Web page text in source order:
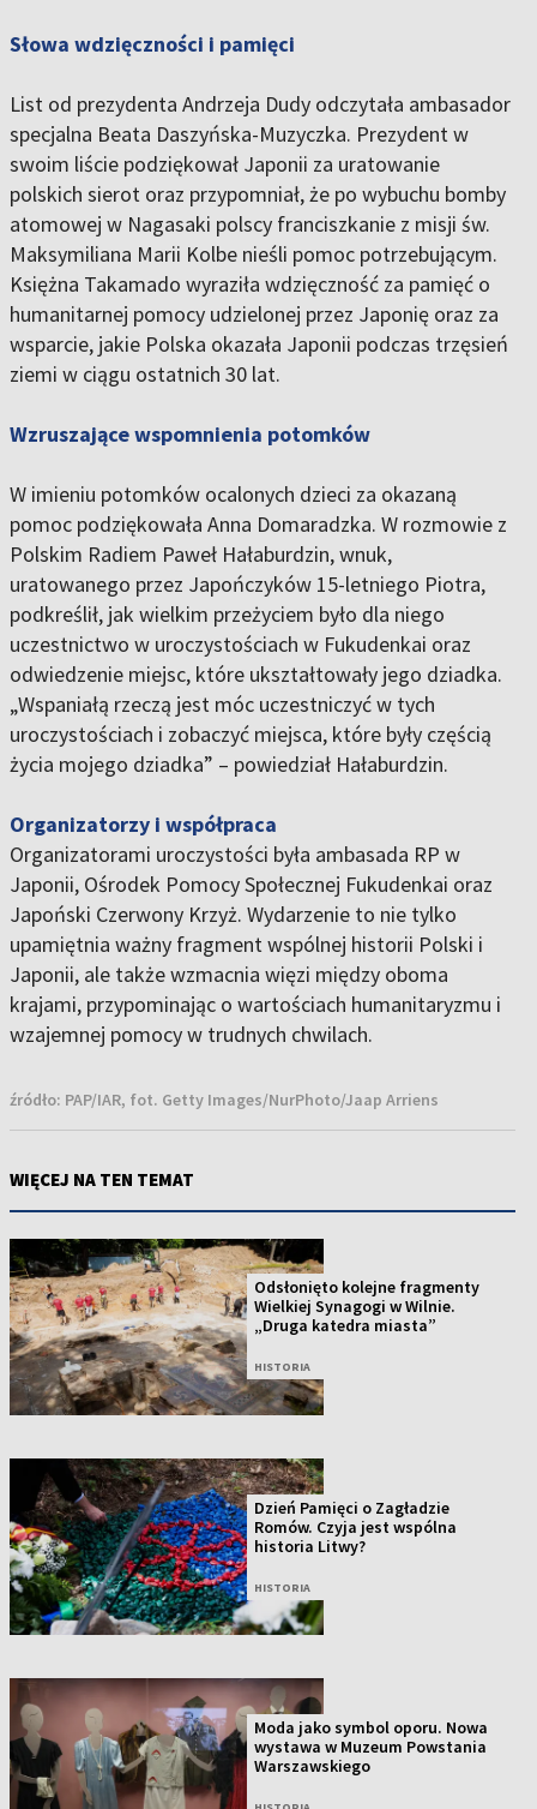
Słowa wdzięczności i pamięci
List od prezydenta Andrzeja Dudy odczytała ambasador
specjalna Beata Daszyńska-Muzyczka. Prezydent w
swoim liście podziękował Japonii za uratowanie
polskich sierot oraz przypomniał, że po wybuchu bomby
atomowej w Nagasaki polscy franciszkanie z misji św.
Maksymiliana Marii Kolbe nieśli pomoc potrzebującym.
Księżna Takamado wyraziła wdzięczność za pamięć o
humanitarnej pomocy udzielonej przez Japonię oraz za
wsparcie, jakie Polska okazała Japonii podczas trzęsień
ziemi w ciągu ostatnich 30 lat.
Wzruszające wspomnienia potomków
W imieniu potomków ocalonych dzieci za okazaną
pomoc podziękowała Anna Domaradzka. W rozmowie z
Polskim Radiem Paweł Hałaburdzin, wnuk,
uratowanego przez Japończyków 15-letniego Piotra,
podkreślił, jak wielkim przeżyciem było dla niego
uczestnictwo w uroczystościach w Fukudenkai oraz
odwiedzenie miejsc, które ukształtowały jego dziadka.
„Wspaniałą rzeczą jest móc uczestniczyć w tych
uroczystościach i zobaczyć miejsca, które były częścią
życia mojego dziadka” – powiedział Hałaburdzin.
Organizatorzy i współpraca
Organizatorami uroczystości była ambasada RP w
Japonii, Ośrodek Pomocy Społecznej Fukudenkai oraz
Japoński Czerwony Krzyż. Wydarzenie to nie tylko
upamiętnia ważny fragment wspólnej historii Polski i
Japonii, ale także wzmacnia więzi między oboma
krajami, przypominając o wartościach humanitaryzmu i
wzajemnej pomocy w trudnych chwilach.
źródło: PAP/IAR, fot. Getty Images/NurPhoto/Jaap Arriens
WIĘCEJ NA TEN TEMAT
Odsłonięto kolejne fragmenty
Wielkiej Synagogi w Wilnie.
„Druga katedra miasta”
HISTORIA
Dzień Pamięci o Zagładzie
Romów. Czyja jest wspólna
historia Litwy?
HISTORIA
Moda jako symbol oporu. Nowa
wystawa w Muzeum Powstania
Warszawskiego